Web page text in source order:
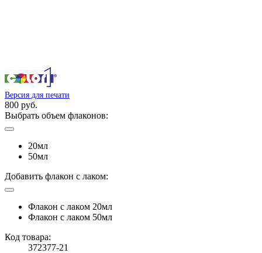
Версия для печати
800 руб.
Выбрать объем флаконов:
20мл
50мл
Добавить флакон с лаком:
Флакон с лаком 20мл
Флакон с лаком 50мл
Код товара:
372377-21